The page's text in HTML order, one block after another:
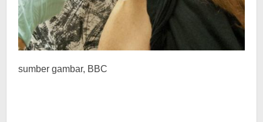
sumber gambar, BBC